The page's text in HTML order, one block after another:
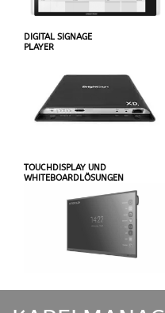
DIGITAL SIGNAGE
PLAYER
TOUCHDISPLAY UND
WHITEBOARDLÖSUNGEN